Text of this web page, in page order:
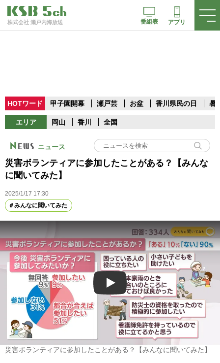
株式会社 瀬戸内海放送 番組表 アプリ
HOTワード 甲子園開幕 瀬戸芸 お盆 香川県民の日 暑
エリア 岡山 香川 全国
ニュース
災害ボランティアに参加したことがある？【みんな
に聞いてみた】
2025/1/17 17:30
みんなに聞いてみた
Play
災害ボランティアに参加したことがある？【みんなに聞いてみた】